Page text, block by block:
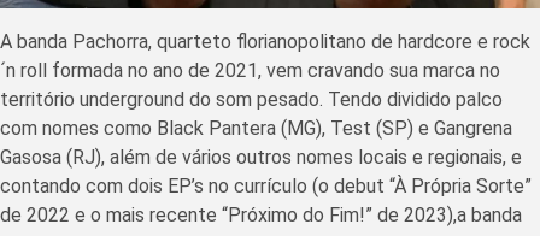
A banda Pachorra, quarteto florianopolitano de hardcore e rock
´n roll formada no ano de 2021, vem cravando sua marca no
território underground do som pesado. Tendo dividido palco
com nomes como Black Pantera (MG), Test (SP) e Gangrena
Gasosa (RJ), além de vários outros nomes locais e regionais, e
contando com dois EP’s no currículo (o debut “À Própria Sorte”
de 2022 e o mais recente “Próximo do Fim!” de 2023),a banda